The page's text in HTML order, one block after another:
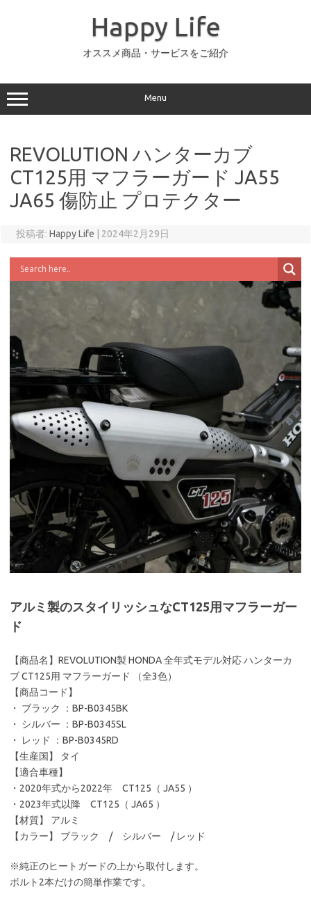
ッ
プ
Happy Life
オススメ商品・サービスをご紹介
Menu
REVOLUTION ハンターカブ
CT125用 マフラーガード JA55
JA65 傷防止 プロテクター
投稿者: Happy Life 2024年2月29日
アルミ製のスタイリッシュなCT125用マフラーガー
ド
【商品名】REVOLUTION製 HONDA 全年式モデル対応 ハンターカ
ブ CT125用 マフラーガード （全3色）
【商品コード】
・ ブラック ：BP-B0345BK
・ シルバー ：BP-B0345SL
・ レッド ：BP-B0345RD
【生産国】 タイ
【適合車種】
・2020年式から2022年 CT125（ JA55 ）
・2023年式以降 CT125（ JA65 ）
【材質】 アルミ
【カラー】 ブラック / シルバー / レッド
※純正のヒートガードの上から取付します。
ボルト2本だけの簡単作業です。